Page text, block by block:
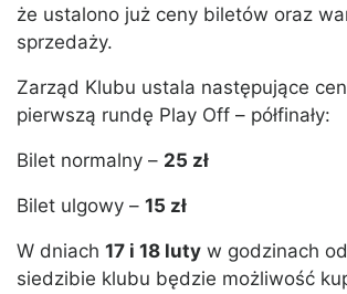
że ustalono już ceny biletów oraz
sprzedaży.
Zarząd Klubu ustala następujące
pierwszą rundę Play Off – półfinały:
Bilet normalny – 25 zł
Bilet ulgowy – 15 zł
W dniach 17 i 18 luty w godzinach
siedzibie klubu będzie możliwość